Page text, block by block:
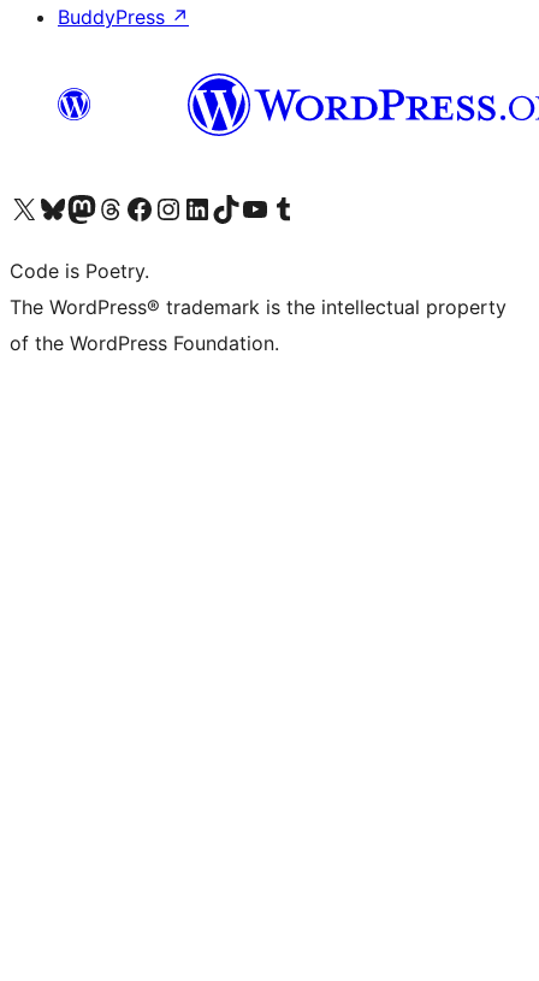
BuddyPress ↗
Visit our X (formerly Twitter) account
Visit our Bluesky account
Visit our Mastodon account
Visit our Threads account
Visit our Facebook page
Visit our Instagram account
Visit our LinkedIn account
Visit our TikTok account
Visit our YouTube channel
Visit our Tumblr account
Code is Poetry.
The WordPress® trademark is the intellectual property
of the WordPress Foundation.